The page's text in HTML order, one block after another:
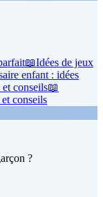
📖Idées de jeux
enfant : idées
conseils📖
conseils
?